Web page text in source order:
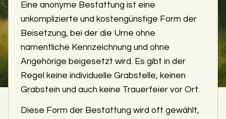
Eine anonyme Bestattung ist eine
unkomplizierte und kostengünstige Form der
Beisetzung, bei der die Urne ohne
namentliche Kennzeichnung und ohne
Angehörige beigesetzt wird. Es gibt in der
Regel keine individuelle Grabstelle, keinen
Grabstein und auch keine Trauerfeier vor Ort.
Diese Form der Bestattung wird oft gewählt,